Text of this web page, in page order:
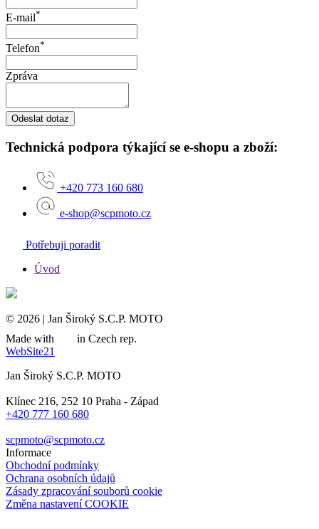
E-mail*
Telefon*
Zpráva
Odeslat dotaz
Technická podpora týkající se e-shopu a zboží:
+420 773 160 680
e-shop@scpmoto.cz
Potřebuji poradit
Úvod
© 2026 | Jan Široký S.C.P. MOTO
Made with
in Czech rep.
WebSite21
Jan Široký S.C.P. MOTO
Klínec 216, 252 10 Praha - Západ
+420 777 160 680
scpmoto@scpmoto.cz
Informace
Obchodní podmínky
Ochrana osobních údajů
Zásady zpracování souborů cookie
Změna nastavení COOKIE